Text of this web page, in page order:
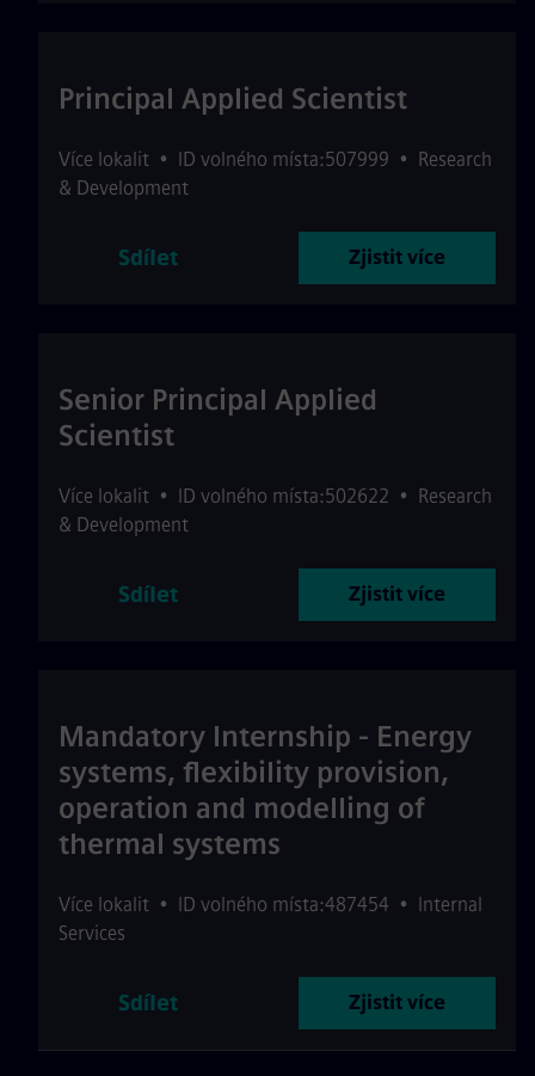
Principal Applied Scientist
Více lokalit • ID volného místa:507999 • Research
& Development
Sdílet Zjistit více
Senior Principal Applied
Scientist
Více lokalit • ID volného místa:502622 • Research
& Development
Sdílet Zjistit více
Mandatory Internship - Energy
systems, flexibility provision,
operation and modelling of
thermal systems
Více lokalit • ID volného místa:487454 • Internal
Services
Sdílet Zjistit více